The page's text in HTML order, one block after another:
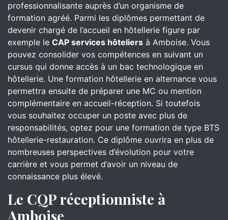
professionnalisante auprès d’un organisme de
formation agréé. Parmi les diplômes permettant de
devenir chargé de l’accueil en hôtellerie figure par
exemple le CAP services hôteliers à Amboise. Vous
pouvez consolider vos compétences en suivant un
cursus qui donne accès à un bac technologique en
hôtellerie. Une formation hôtellerie en alternance vous
permettra ensuite de préparer une MC ou mention
complémentaire en accueil-réception. Si toutefois
vous souhaitez occuper un poste avec plus de
responsabilités, optez pour une formation de type BTS
hôtellerie-restauration. Ce diplôme ouvrira en plus de
nombreuses perspectives d’évolution pour votre
carrière et vous permet d’avoir un niveau de
connaissance plus élevé.
Le CQP réceptionniste à
Amboise